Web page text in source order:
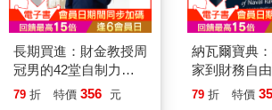
長期買進：財金教授周
冠男的42堂自制力投
資課
79 折 特價 356 元
納瓦爾寶典
家到財務自
奇創投家的投
79 折 特價